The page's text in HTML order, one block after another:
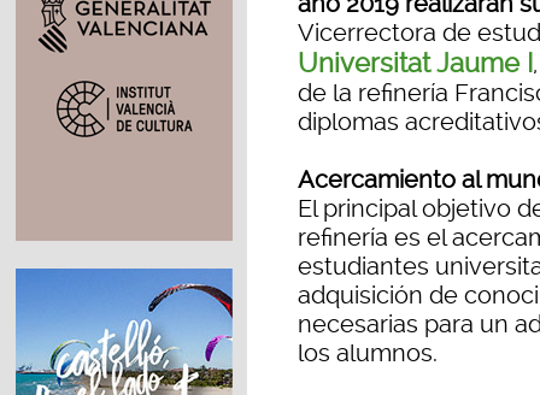
Vicerrectora de
Universitat Jaume I
de la refinería
diplomas
Acercamiento al
El principal objetivo
refinería es el
estudiantes
adquisición de
necesarias para un
los alumnos.